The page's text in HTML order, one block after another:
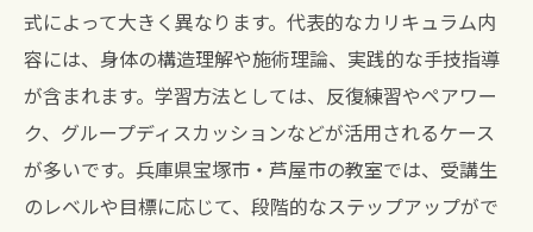
式によって大きく異なります。代表的なカリキュラム内
容には、身体の構造理解や施術理論、実践的な手技指導
が含まれます。学習方法としては、反復練習やペアワー
ク、グループディスカッションなどが活用されるケース
が多いです。兵庫県宝塚市・芦屋市の教室では、受講生
のレベルや目標に応じて、段階的なステップアップがで